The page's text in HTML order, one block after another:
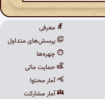
معرفی
پرسش‌های متداول
چهره‌ها
حمایت مالی
آمار محتوا
آمار مشارکت